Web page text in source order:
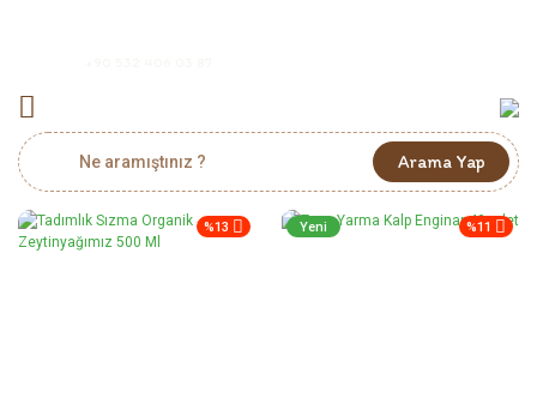
Arama Yap
%13 %11
Yeni